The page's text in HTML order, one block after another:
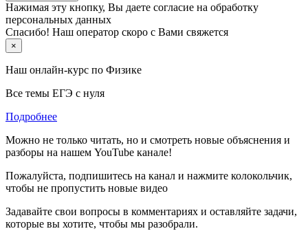
Нажимая эту кнопку, Вы даете согласие на обработку
персональных данных
Спасибо! Наш оператор скоро с Вами свяжется
×
Наш онлайн-курс по Физике
Все темы ЕГЭ с нуля
Подробнее
Можно не только читать, но и смотреть новые объяснения и
разборы на нашем YouTube канале!
Пожалуйста, подпишитесь на канал и нажмите колокольчик,
чтобы не пропустить новые видео
Задавайте свои вопросы в комментариях и оставляйте задачи,
которые вы хотите, чтобы мы разобрали.